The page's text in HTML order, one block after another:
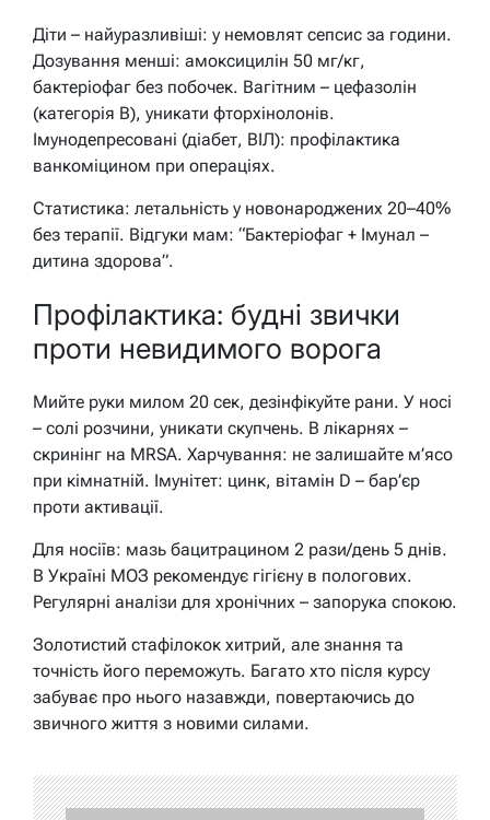
Діти – найуразливіші: у немовлят сепсис за години.
Дозування менші: амоксицилін 50 мг/кг,
бактеріофаг без побочек. Вагітним – цефазолін
(категорія B), уникати фторхінолонів.
Імунодепресовані (діабет, ВІЛ): профілактика
ванкоміцином при операціях.
Статистика: летальність у новонароджених 20–40%
без терапії. Відгуки мам: “Бактеріофаг + Імунал –
дитина здорова”.
Профілактика: будні звички
проти невидимого ворога
Мийте руки милом 20 сек, дезінфікуйте рани. У носі
– солі розчини, уникати скупчень. В лікарнях –
скринінг на MRSA. Харчування: не залишайте м’ясо
при кімнатній. Імунітет: цинк, вітамін D – бар’єр
проти активації.
Для носіїв: мазь бацитрацином 2 рази/день 5 днів.
В Україні МОЗ рекомендує гігієну в пологових.
Регулярні аналізи для хронічних – запорука спокою.
Золотистий стафілокок хитрий, але знання та
точність його переможуть. Багато хто після курсу
забуває про нього назавжди, повертаючись до
звичного життя з новими силами.